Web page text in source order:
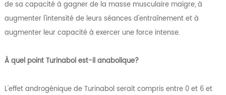
de sa capacité à gagner de la masse musculaire maigre, à
augmenter l'intensité de leurs séances d'entraînement et à
augmenter leur capacité à exercer une force intense.
À quel point Turinabol est-il anabolique?
L'effet androgénique de Turinabol serait compris entre 0 et 6 et